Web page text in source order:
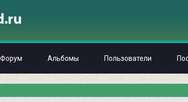
Форум Альбомы Пользователи